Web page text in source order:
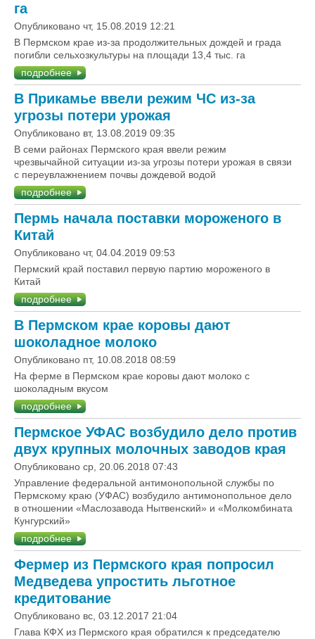
га
Опубликовано чт, 15.08.2019 12:21
В Пермском крае из-за продолжительных дождей и града
погибли сельхозкультуры на площади 13,4 тыс. га
подробнее
В Прикамье ввели режим ЧС из-за
угрозы потери урожая
Опубликовано вт, 13.08.2019 09:35
В семи районах Пермского края ввели режим
чрезвычайной ситуации из-за угрозы потери урожая в связи
с переувлажнением почвы дождевой водой
подробнее
Пермь начала поставки мороженого в
Китай
Опубликовано чт, 04.04.2019 09:53
Пермский край поставил первую партию мороженого в
Китай
подробнее
В Пермском крае коровы дают
шоколадное молоко
Опубликовано пт, 10.08.2018 08:59
На ферме в Пермском крае коровы дают молоко с
шоколадным вкусом
подробнее
Пермское УФАС возбудило дело против
двух крупных молочных заводов края
Опубликовано ср, 20.06.2018 07:43
Управление федеральной антимонопольной службы по
Пермскому краю (УФАС) возбудило антимонопольное дело
в отношении «Маслозавода Нытвенский» и «Молкомбината
Кунгурский»
подробнее
Фермер из Пермского края попросил
Медведева упростить льготное
кредитование
Опубликовано вс, 03.12.2017 21:04
Глава КФХ из Пермского края обратился к председателю